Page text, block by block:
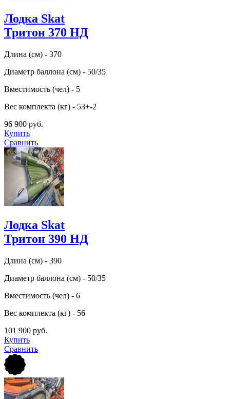
Лодка Skat
Тритон 370 НД
Длина (см) - 370
Диаметр баллона (см) - 50/35
Вместимость (чел) - 5
Вес комплекта (кг) - 53+-2
96 900 руб.
Купить
Сравнить
Лодка Skat
Тритон 390 НД
Длина (см) - 390
Диаметр баллона (см) - 50/35
Вместимость (чел) - 6
Вес комплекта (кг) - 56
101 900 руб.
Купить
Сравнить